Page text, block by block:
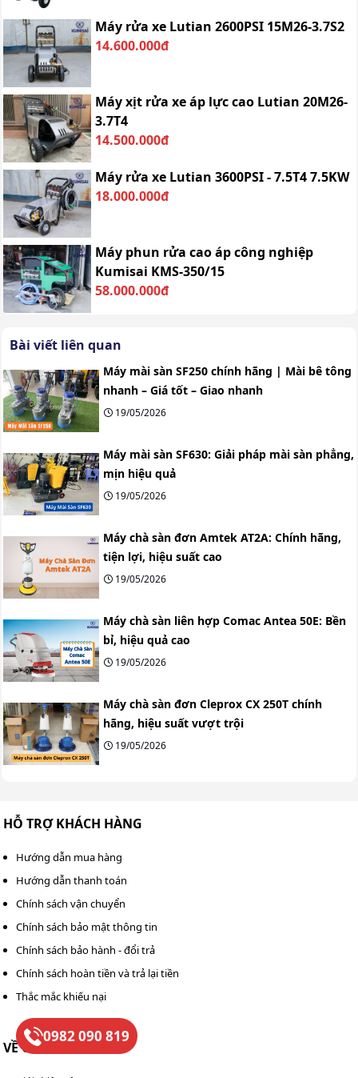
Máy rửa xe Lutian 2600PSI 15M26-3.7S2
14.600.000đ
Máy xịt rửa xe áp lực cao Lutian 20M26-
3.7T4
14.500.000đ
Máy rửa xe Lutian 3600PSI - 7.5T4 7.5KW
18.000.000đ
Máy phun rửa cao áp công nghiệp
Kumisai KMS-350/15
58.000.000đ
Bài viết liên quan
Máy mài sàn SF250 chính hãng | Mài bê tông
nhanh – Giá tốt – Giao nhanh
19/05/2026
Máy mài sàn SF630: Giải pháp mài sàn phẳng,
mịn hiệu quả
19/05/2026
Máy chà sàn đơn Amtek AT2A: Chính hãng,
tiện lợi, hiệu suất cao
19/05/2026
Máy chà sàn liên hợp Comac Antea 50E: Bền
bỉ, hiệu quả cao
19/05/2026
Máy chà sàn đơn Cleprox CX 250T chính
hãng, hiệu suất vượt trội
19/05/2026
0982 090 819
HỖ TRỢ KHÁCH HÀNG
Hướng dẫn mua hàng
Hướng dẫn thanh toán
Chính sách vận chuyển
Chính sách bảo mật thông tin
Chính sách bảo hành - đổi trả
Chính sách hoàn tiền và trả lại tiền
Thắc mắc khiếu nại
VỀ CHÚNG TÔI